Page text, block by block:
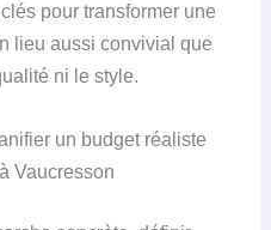
pour transformer une
lieu aussi convivial que
ni le style.
un budget réaliste
Vaucresson